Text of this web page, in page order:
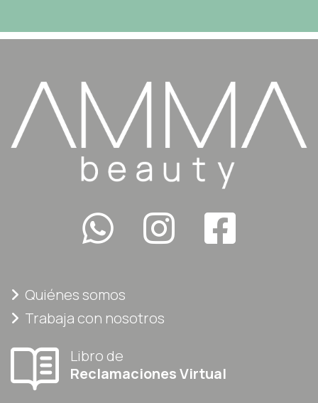
Quiénes somos
Trabaja con nosotros
Libro de
Reclamaciones Virtual